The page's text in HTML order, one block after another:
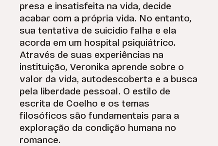
presa e insatisfeita na vida, decide
acabar com a própria vida. No entanto,
sua tentativa de suicídio falha e ela
acorda em um hospital psiquiátrico.
Através de suas experiências na
instituição, Veronika aprende sobre o
valor da vida, autodescoberta e a busca
pela liberdade pessoal. O estilo de
escrita de Coelho e os temas
filosóficos são fundamentais para a
exploração da condição humana no
romance.